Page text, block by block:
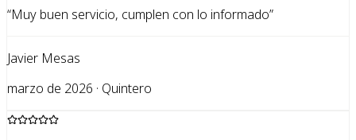
“Muy buen servicio, cumplen con lo informado”
Javier Mesas
marzo de 2026 · Quintero